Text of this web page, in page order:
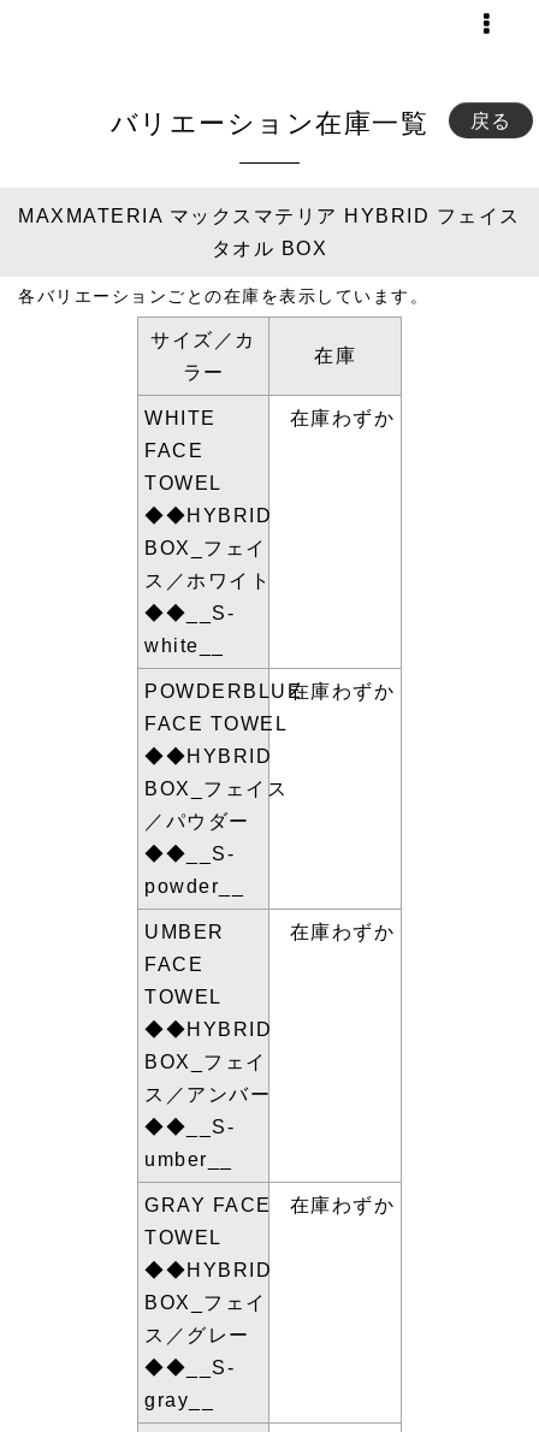
バリエーション在庫一覧 戻る
MAXMATERIA マックスマテリア HYBRID フェイス
タオル BOX
各バリエーションごとの在庫を表示しています。
サイズ／カ
ラー
在庫
WHITE
FACE
TOWEL
◆◆HYBRID
BOX_フェイ
ス／ホワイト
◆◆__S-
white__
在庫わずか
POWDERBLUE
FACE TOWEL
◆◆HYBRID
BOX_フェイス
／パウダー
◆◆__S-
powder__
在庫わずか
UMBER
FACE
TOWEL
◆◆HYBRID
BOX_フェイ
ス／アンバー
◆◆__S-
umber__
在庫わずか
GRAY FACE
TOWEL
◆◆HYBRID
BOX_フェイ
ス／グレー
◆◆__S-
gray__
在庫わずか